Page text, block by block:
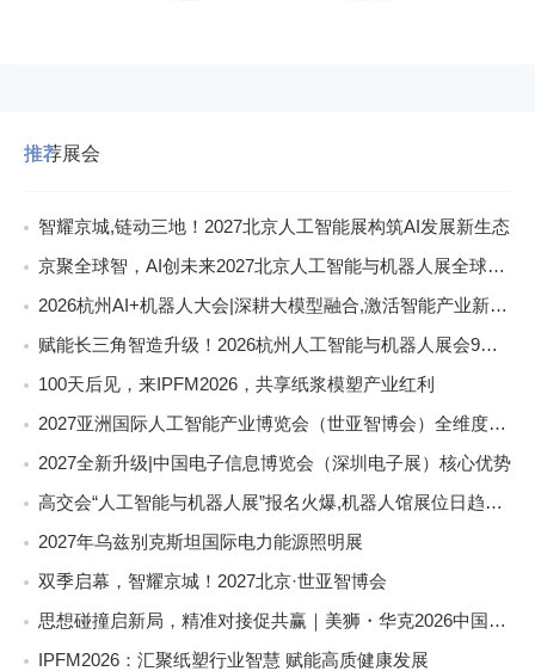
推荐展会
智耀京城,链动三地！2027北京人工智能展构筑AI发展新生态
京聚全球智，AI创未来2027北京人工智能与机器人展全球启动
2026杭州AI+机器人大会|深耕大模型融合,激活智能产业新动能
赋能长三角智造升级！2026杭州人工智能与机器人展会9月启幕
100天后见，来IPFM2026，共享纸浆模塑产业红利
2027亚洲国际人工智能产业博览会（世亚智博会）全维度介绍
2027全新升级|中国电子信息博览会（深圳电子展）核心优势
高交会“人工智能与机器人展”报名火爆,机器人馆展位日趋稀缺
2027年乌兹别克斯坦国际电力能源照明展
双季启幕，智耀京城！2027北京·世亚智博会
思想碰撞启新局，精准对接促共赢｜美狮・华克2026中国餐饮包装创新发展大会圆满收官
IPFM2026：汇聚纸塑行业智慧 赋能高质健康发展